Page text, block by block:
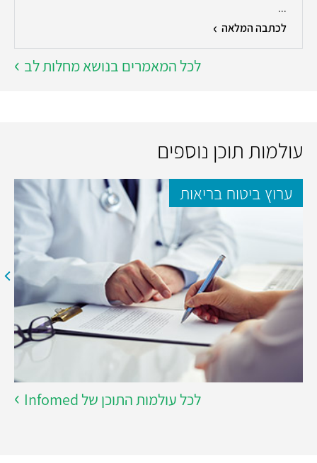
...
לכתבה המלאה
לכל המאמרים בנושא מחלות לב
עולמות תוכן נוספים
ערוץ ביטוח בריאות
לכל עולמות התוכן של Infomed